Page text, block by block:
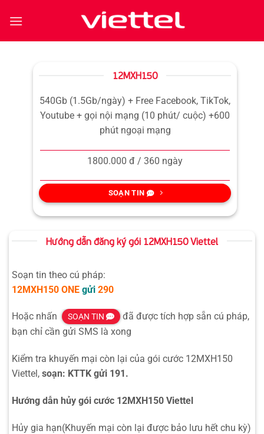
qua
12MXH150
540Gb (1.5Gb/ngày) + Free Facebook, TikTok,
Youtube + gọi nội mạng (10 phút/ cuộc) +600
phút ngoại mạng
1800.000 đ / 360 ngày
SOẠN TIN
Hướng dẫn đăng ký gói 12MXH150 Viettel
Soạn tin theo cú pháp:
12MXH150 ONE gửi 290
Hoặc nhấn SOẠN TIN
đã được tích hợp sẵn cú pháp,
bạn chỉ cần gửi SMS là xong
Kiểm tra khuyến mại còn lại của gói cước 12MXH150
Viettel, soạn: KTTK gửi 191.
Hướng dẫn hủy gói cước 12MXH150 Viettel
Hủy gia hạn(Khuyến mại còn lại được bảo lưu hết chu kỳ)